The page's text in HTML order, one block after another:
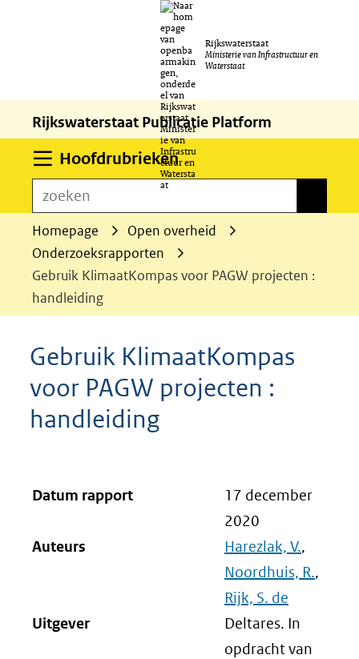
naar
de
inhoud
Rijkswaterstaat
Ministerie van Infrastructuur en
Waterstaat
Rijkswaterstaat Publicatie Platform
HoofdrubriekenUitklappen
zoeken
Homepage
Open overheid
Onderzoeksrapporten
Gebruik KlimaatKompas voor PAGW projecten :
handleiding
Gebruik KlimaatKompas
voor PAGW projecten :
handleiding
Datum rapport
17 december
2020
Auteurs
Harezlak, V.,
Noordhuis, R.,
Rijk, S. de
Uitgever
Deltares. In
opdracht van